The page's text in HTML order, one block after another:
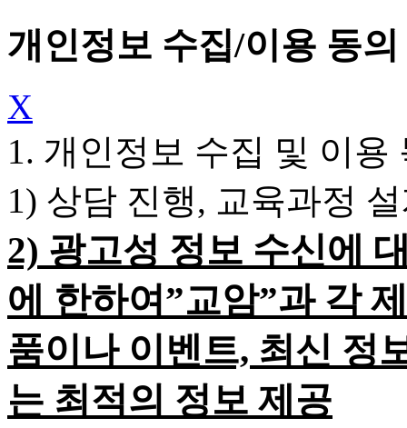
개인정보 수집/이용 동
X
1. 개인정보 수집 및 이용
1) 상담 진행, 교육과정
2) 광고성 정보 수신에
에 한하여”교암”과 각
품이나 이벤트, 최신 정
는 최적의 정보 제공